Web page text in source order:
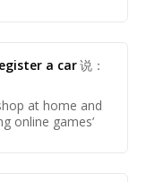
a car说：
at home and
online games’